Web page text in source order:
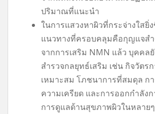
ปริมาณที่แนะนำ
ในการแสวงหาผิวที่กระจ่างใสยิ่
แนวทางที่ครอบคลุมคือกุญแจส
จากการเสริม NMN แล้ว บุคคล
สำรวจกลยุทธ์เสริม เช่น กิจวัตร
เหมาะสม โภชนาการที่สมดุล ก
ความเครียด และการออกกำลังก
การดูแลด้านสุขภาพผิวในหลาย